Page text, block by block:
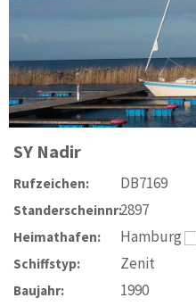
SY Nadir
Rufzeichen: DB7169
Standerscheinnr:2897
Heimathafen: Hamburg
Schiffstyp: Zenit
Baujahr: 1990